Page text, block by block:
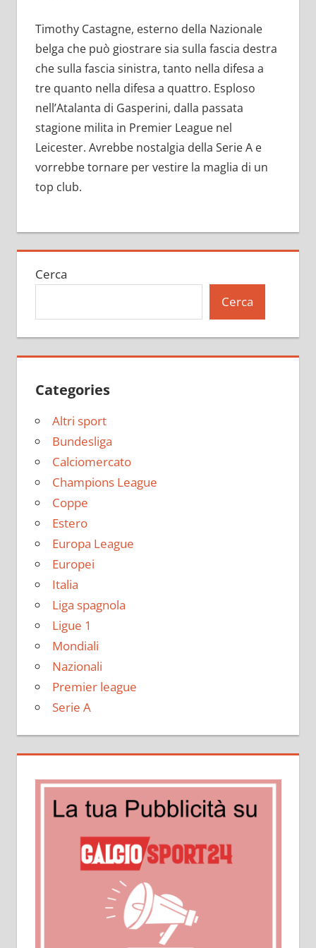
Timothy Castagne, esterno della Nazionale
belga che può giostrare sia sulla fascia destra
che sulla fascia sinistra, tanto nella difesa a
tre quanto nella difesa a quattro. Esploso
nell’Atalanta di Gasperini, dalla passata
stagione milita in Premier League nel
Leicester. Avrebbe nostalgia della Serie A e
vorrebbe tornare per vestire la maglia di un
top club.
Cerca
Cerca
Categories
Altri sport
Bundesliga
Calciomercato
Champions League
Coppe
Estero
Europa League
Europei
Italia
Liga spagnola
Ligue 1
Mondiali
Nazionali
Premier league
Serie A